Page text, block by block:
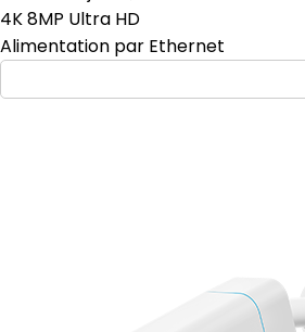
4K 8MP Ultra HD
Alimentation par Ethernet